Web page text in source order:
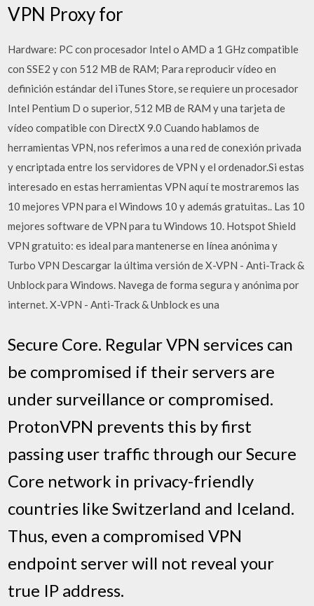
VPN Proxy for
Hardware: PC con procesador Intel o AMD a 1 GHz compatible
con SSE2 y con 512 MB de RAM; Para reproducir vídeo en
definición estándar del iTunes Store, se requiere un procesador
Intel Pentium D o superior, 512 MB de RAM y una tarjeta de
vídeo compatible con DirectX 9.0 Cuando hablamos de
herramientas VPN, nos referimos a una red de conexión privada
y encriptada entre los servidores de VPN y el ordenador.Si estas
interesado en estas herramientas VPN aquí te mostraremos las
10 mejores VPN para el Windows 10 y además gratuitas.. Las 10
mejores software de VPN para tu Windows 10. Hotspot Shield
VPN gratuito: es ideal para mantenerse en línea anónima y
Turbo VPN Descargar la última versión de X-VPN - Anti-Track &
Unblock para Windows. Navega de forma segura y anónima por
internet. X-VPN - Anti-Track & Unblock es una
Secure Core. Regular VPN services can
be compromised if their servers are
under surveillance or compromised.
ProtonVPN prevents this by first
passing user traffic through our Secure
Core network in privacy-friendly
countries like Switzerland and Iceland.
Thus, even a compromised VPN
endpoint server will not reveal your
true IP address.